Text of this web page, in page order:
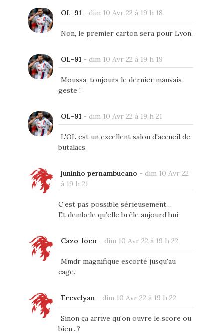
OL-91- dim 10 Avr 22 à 19 h 18
Non, le premier carton sera pour Lyon.
OL-91- dim 10 Avr 22 à 19 h 19
Moussa, toujours le dernier mauvais
geste !
OL-91- dim 10 Avr 22 à 19 h 21
L'OL est un excellent salon d'accueil de
butalacs.
juninho pernambucano - dim 10 Avr 22
à 19 h 21
C’est pas possible sérieusement…
Et dembele qu’elle brêle aujourd’hui
Cazo-loco - dim 10 Avr 22 à 19 h 22
Mmdr magnifique escorté jusqu'au
cage.
Trevelyan- dim 10 Avr 22 à 19 h 22
Sinon ça arrive qu'on ouvre le score ou
bien...?